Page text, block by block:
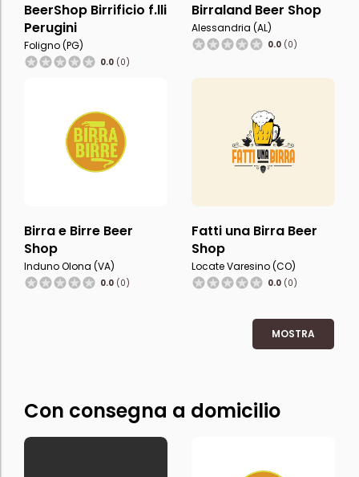
BeerShop Birrificio f.lli
Perugini
Foligno (PG)
0.0 (0)
Birraland Beer Shop
Alessandria (AL)
0.0 (0)
Birra e Birre Beer
Shop
Induno Olona (VA)
0.0 (0)
Fatti una Birra Beer
Shop
Locate Varesino (CO)
0.0 (0)
MOSTRA
Con consegna a domicilio